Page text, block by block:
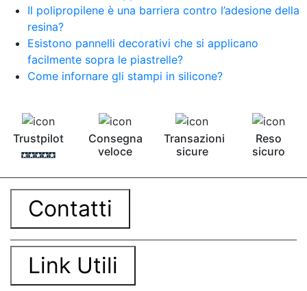
Il polipropilene è una barriera contro l’adesione della
resina?
Esistono pannelli decorativi che si applicano
facilmente sopra le piastrelle?
Come infornare gli stampi in silicone?
Trustpilot
Consegna
veloce
Transazioni
sicure
Reso
sicuro
Contatti
Link Utili